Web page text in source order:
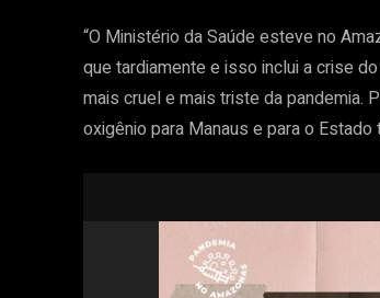
“O Ministério da Saúde esteve no
que tardiamente e isso inclui a crise
mais cruel e mais triste da pandemia.
oxigênio para Manaus e para o